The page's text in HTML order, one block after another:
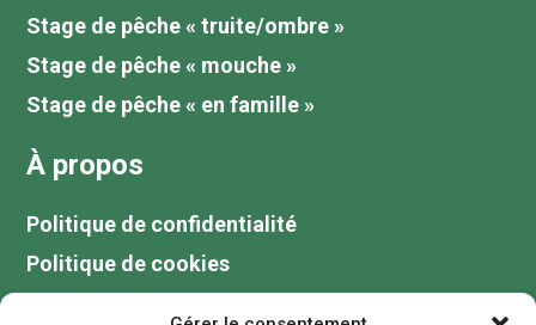
Stage de pêche « truite/ombre »
Stage de pêche « mouche »
Stage de pêche « en famille »
À propos
Politique de confidentialité
Politique de cookies